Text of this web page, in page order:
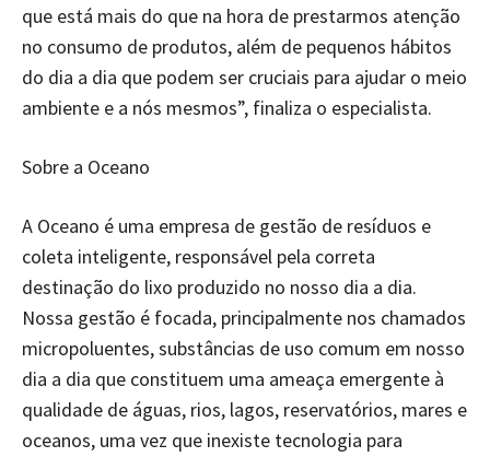
que está mais do que na hora de prestarmos atenção
no consumo de produtos, além de pequenos hábitos
do dia a dia que podem ser cruciais para ajudar o meio
ambiente e a nós mesmos”, finaliza o especialista.
Sobre a Oceano
A Oceano é uma empresa de gestão de resíduos e
coleta inteligente, responsável pela correta
destinação do lixo produzido no nosso dia a dia.
Nossa gestão é focada, principalmente nos chamados
micropoluentes, substâncias de uso comum em nosso
dia a dia que constituem uma ameaça emergente à
qualidade de águas, rios, lagos, reservatórios, mares e
oceanos, uma vez que inexiste tecnologia para